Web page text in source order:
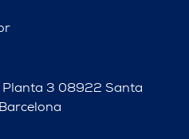
3 08922 Santa